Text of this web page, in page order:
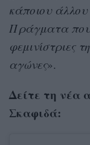
κάποιου άλλου
Πράγματα που
φεμινίστριες
αγώνες».
Δείτε τη νέα
Σκαφιδά: